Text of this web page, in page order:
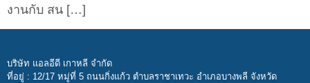
งานกับ สน […]
บริษัท แอลอีดี เกาหลี จำกัด
ที่อยู่ : 12/17 หมู่ที่ 5 ถนนกิ่งแก้ว ตำบลราชาเทวะ อำเภอบางพลี จังหวัด